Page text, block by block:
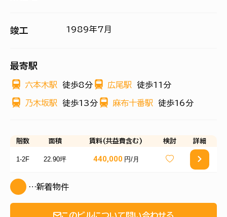
竣工 1989年7月
最寄駅
六本木駅 徒歩8分 広尾駅 徒歩11分
乃木坂駅 徒歩13分 麻布十番駅 徒歩16分
階数 面積 賃料(共益費含む) 検討 詳細
1-2F 22.90坪 440,000 円/月
…新着物件
このビルについて問い合わせる